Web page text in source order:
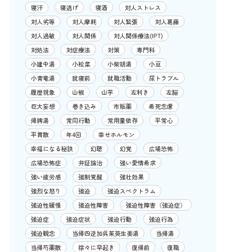
寝汗
寝逃げ 寝酒
対人ストレス
対人劣等
対人摩耗 対人緊張
対人葛藤
対人過敏
対人関係
対人関係療法(IPT)
対処法
対症療法 対策
専門科
小建中湯
小松菜 小柴胡湯
小豆
小青竜湯
就寝前 就職活動
尿トラブル
履歴現象
山椒 山芋 左利き
左脳
巨大妄想
巻き込み 市販薬
希死念慮
帰脾湯
常同行動 常用量依存
平常心
平胃散
年4回
幸せホルモン
幸福になる秘訣
幻聴 幻覚
広場恐怖
広場恐怖症
弁証論治
強い愛情希求
強い疲労感
強制覚醒
強壮効果
強烈な怒り
強迫
強迫スペクトラム
強迫性緩慢
強迫性障害
強迫性障害（強迫症）
強迫症
強迫症状 強迫行動
強迫行為
強迫観念
当帰四逆加呉茱萸生姜湯
当帰湯
当帰芍薬散
徐々に早起き 復帰前
復職